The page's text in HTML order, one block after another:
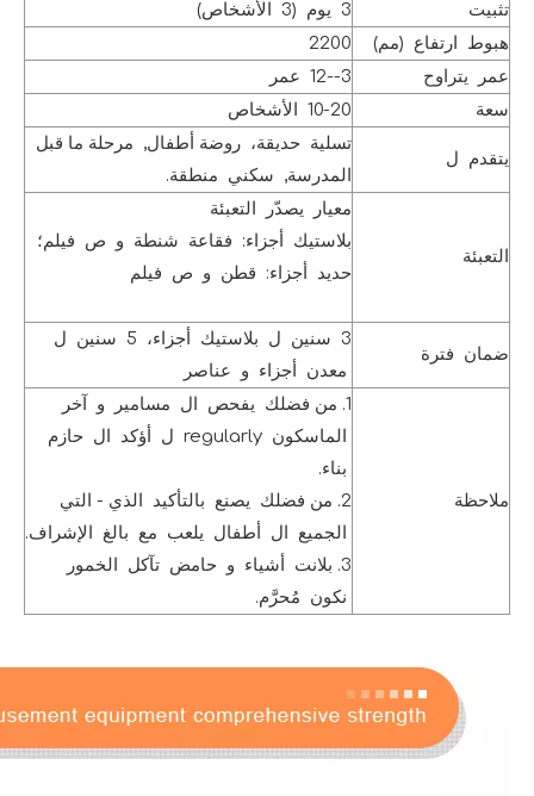
تثبيت
3 يوم (3 الأشخاص)
هبوط ارتفاع (مم)
2200
عمر يتراوح
3--12 عمر
سعة
10-20 الأشخاص
يتقدم ل
تسلية حديقة، روضة أطفال, مرحلة ما قبل
المدرسة, سكني منطقة.
التعبئة
معيار يصدّر التعبئة
بلاستيك أجزاء: فقاعة شنطة و ص فيلم؛
حديد أجزاء: قطن و ص فيلم
ضمان فترة
3 سنين ل بلاستيك أجزاء، 5 سنين ل
معدن أجزاء و عناصر
ملاحظة
1. من فضلك يفحص ال مسامير و آخر
الماسكون regularly ل أؤكد ال حازم
بناء.
2. من فضلك يصنع بالتأكيد الذي - التي
الجميع ال أطفال يلعب مع بالغ الإشراف.
3. بلانت أشياء و حامض تآكل الخمور
نكون مُحرَّم.